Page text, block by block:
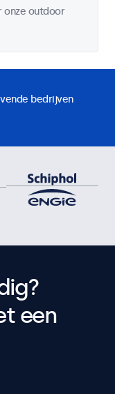
onze outdoor
bedrijven
een